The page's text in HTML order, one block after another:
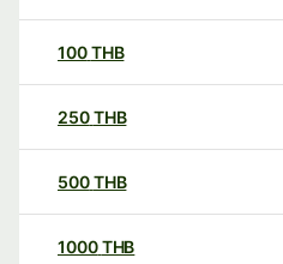
100THB
250THB
500THB
1000THB